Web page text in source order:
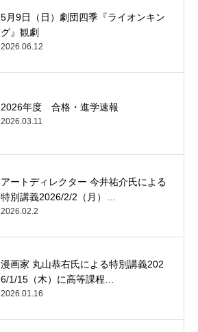
5月9日（日）劇団四季『ライオンキン
グ』観劇
2026.06.12
2026年度 合格・進学速報
2026.03.11
アートディレクター 今井祐介氏による
特別講義2026/2/2（月）…
2026.02.2
漫画家 丸山恭右氏による特別講義202
6/1/15（木）に高等課程…
2026.01.16